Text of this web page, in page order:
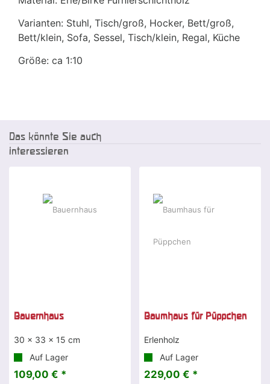
Varianten: Stuhl, Tisch/groß, Hocker, Bett/groß,
Bett/klein, Sofa, Sessel, Tisch/klein, Regal, Küche
Größe: ca 1:10
Das könnte Sie auch
interessieren
Bauernhaus
30 x 33 x 15 cm
Auf Lager
109,00 € *
Baumhaus für Püppchen
Erlenholz
Auf Lager
229,00 € *